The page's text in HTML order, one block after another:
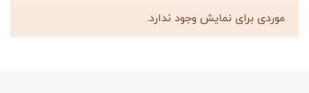
موردی برای نمایش وجود ندارد.